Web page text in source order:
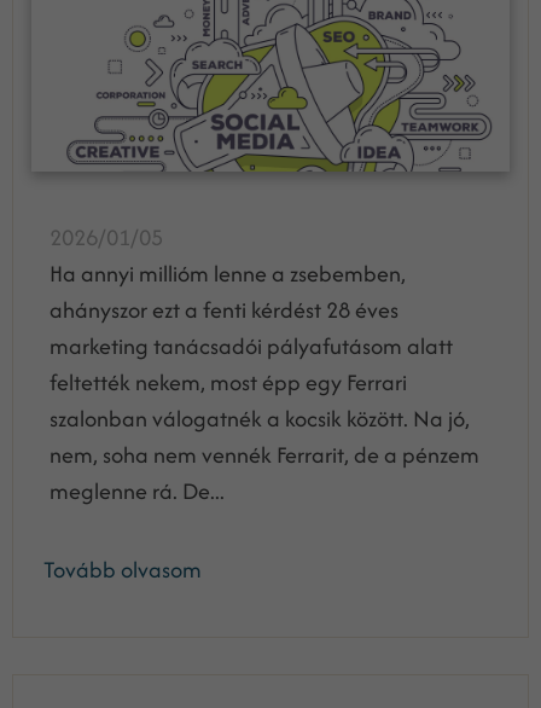
2026/01/05
Ha annyi millióm lenne a zsebemben,
ahányszor ezt a fenti kérdést 28 éves
marketing tanácsadói pályafutásom alatt
feltették nekem, most épp egy Ferrari
szalonban válogatnék a kocsik között. Na jó,
nem, soha nem vennék Ferrarit, de a pénzem
meglenne rá. De...
Tovább olvasom